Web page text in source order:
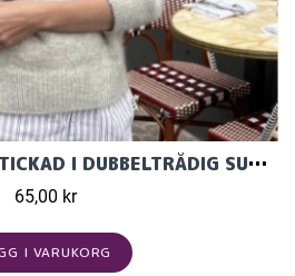
MONDAY SWEATER STICKAD I DUBBELTRÅDIG SUNDAY OCH TYNN SILK MOHAIR
65,00 kr
I VARUKORG